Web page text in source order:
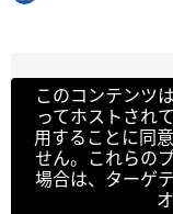
このコンテンツ
ってホストされ
用することに同
せん。これらの
場合は、ターゲ